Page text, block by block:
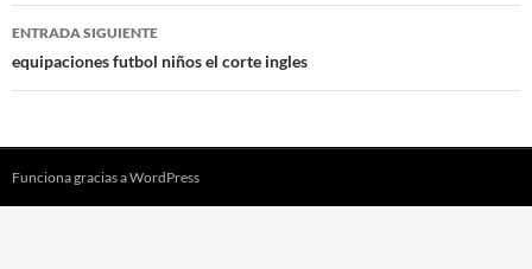
entradas
ENTRADA SIGUIENTE
equipaciones futbol niños el corte ingles
Funciona gracias a WordPress